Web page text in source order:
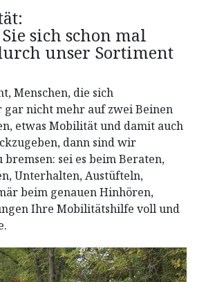
sich schon mal
unser Sortiment
Menschen, die sich
gar nicht mehr auf zwei Beinen
etwas Mobilität und damit auch
dann sind wir
sei es beim Beraten,
Unterhalten, Austüfteln,
beim genauen Hinhören,
Ihre Mobilitätshilfe voll und